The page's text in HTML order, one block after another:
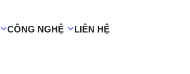
CÔNG NGHỆ LIÊN HỆ